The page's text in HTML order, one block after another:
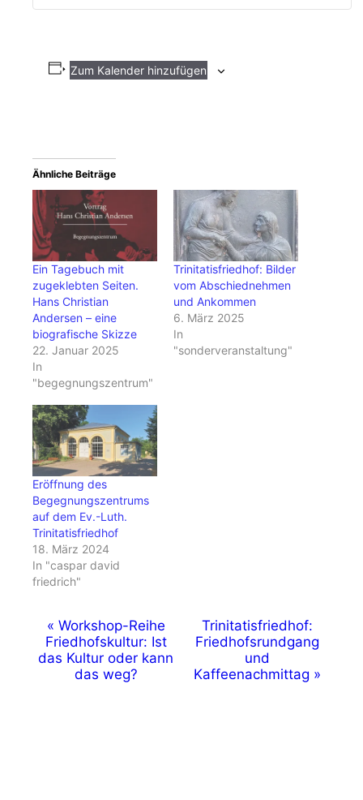
Zum Kalender hinzufügen
Ähnliche Beiträge
Ein Tagebuch mit
zugeklebten Seiten.
Hans Christian
Andersen – eine
biografische Skizze
22. Januar 2025
In
"begegnungszentrum"
Trinitatisfriedhof: Bilder
vom Abschiednehmen
und Ankommen
6. März 2025
In
"sonderveranstaltung"
Eröffnung des
Begegnungszentrums
auf dem Ev.-Luth.
Trinitatisfriedhof
18. März 2024
In "caspar david
friedrich"
V
e
« Workshop-Reihe
Friedhofskultur: Ist
das Kultur oder kann
das weg?
Trinitatisfriedhof:
Friedhofsrundgang
und
Kaffeenachmittag »